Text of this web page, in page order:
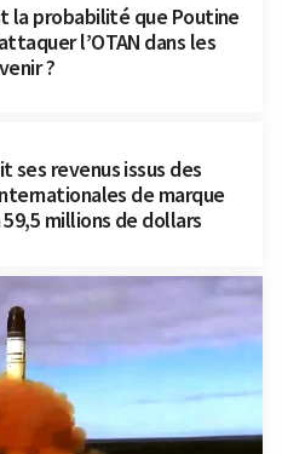
la probabilité que Poutine
l’OTAN dans les
?
ses revenus issus des
de marque
millions de dollars